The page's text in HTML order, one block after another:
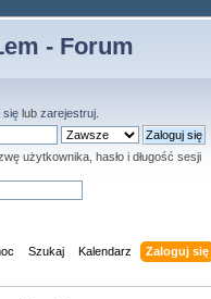
- Forum
się lub zarejestruj
użytkownika, hasło i długość sesji
Szukaj Kalendarz Zaloguj się